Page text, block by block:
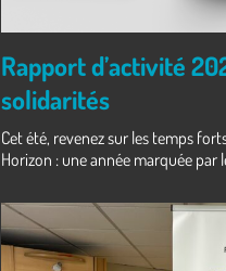
Rapport d’activité
solidarités
Cet été, revenez sur les temps
Horizon : une année marquée par